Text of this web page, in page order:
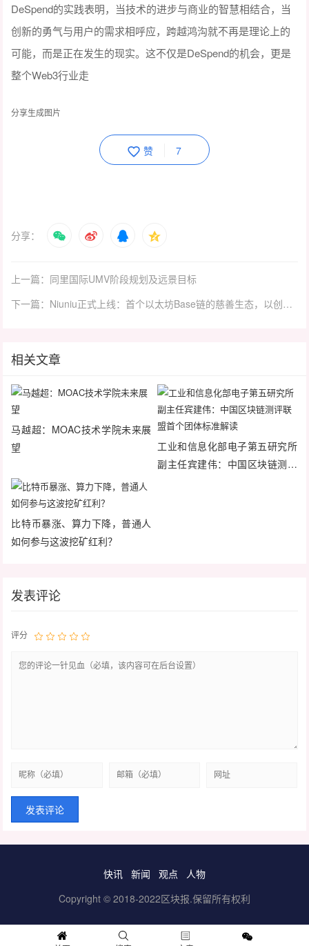
DeSpend的实践表明，当技术的进步与商业的智慧相结合，当
创新的勇气与用户的需求相呼应，跨越鸿沟就不再是理论上的
可能，而是正在发生的现实。这不仅是DeSpend的机会，更是
整个Web3行业走
分享生成图片
赞 7
分享：
上一篇：同里国际UMV阶段规划及远景目标
下一篇：Niuniu正式上线：首个以太坊Base链的慈善生态，以创新经济模型重塑Web3慈善公益
相关文章
马越超：MOAC技术学院未来展
望
工业和信息化部电子第五研究所
副主任宾建伟：中国区块链测评
比特币暴涨、算力下降，普通人
如何参与这波挖矿红利？
发表评论
评分
快讯 新闻 观点
人物
Copyright © 2018-2022区块报.保留所有权利